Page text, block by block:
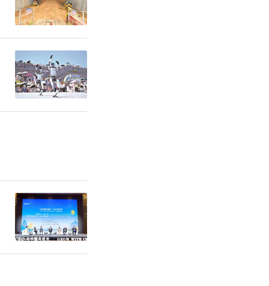
移车等
熊岭雪
花海等
之乐。
文化体
打卡留
铁蜀道
可漫步